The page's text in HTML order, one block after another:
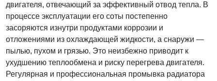
двигателя, отвечающий за эффективный отвод тепла. В
процессе эксплуатации его соты постепенно
засоряются изнутри продуктами коррозии и
отложениями из охлаждающей жидкости, а снаружи —
пылью, пухом и грязью. Это неизбежно приводит к
ухудшению теплообмена и риску перегрева двигателя.
Регулярная и профессиональная промывка радиатора